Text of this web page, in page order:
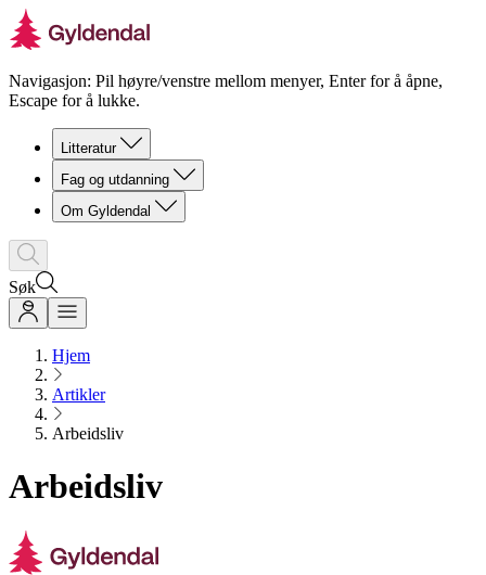
Navigasjon: Pil høyre/venstre mellom menyer, Enter for å åpne,
Escape for å lukke.
Litteratur
Fag og utdanning
Om Gyldendal
Søk
Hjem
Artikler
Arbeidsliv
Arbeidsliv